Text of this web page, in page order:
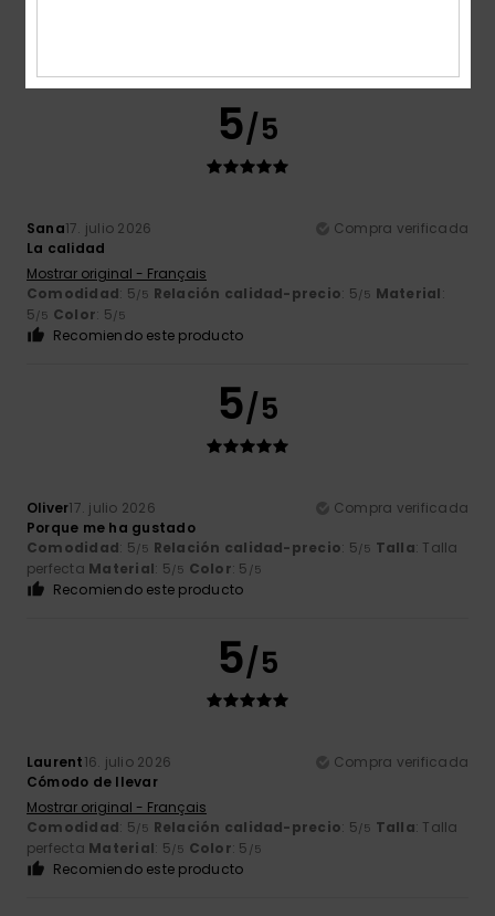
5/5
Sana17. julio 2026
Compra verificada
La calidad
Mostrar original - Français
Comodidad: 5/5 Relación calidad-precio: 5/5 Material:
5/5 Color: 5/5
Recomiendo este producto
5/5
Oliver17. julio 2026
Compra verificada
Porque me ha gustado
Comodidad: 5/5 Relación calidad-precio: 5/5 Talla: Talla
perfecta Material: 5/5 Color: 5 /5
Recomiendo este producto
5/5
Laurent16. julio 2026
Compra verificada
Cómodo de llevar
Mostrar original - Français
Comodidad: 5/5 Relación calidad-precio: 5/5 Talla: Talla
perfecta Material: 5/5 Color: 5 /5
Recomiendo este producto